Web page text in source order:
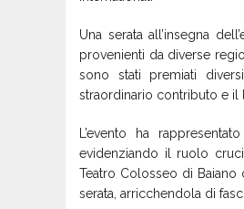
Una serata all’insegna
provenienti da diverse
sono stati premiati
straordinario contributo e il
L’evento ha
evidenziando il ruolo
Teatro Colosseo di
serata, arricchendola di